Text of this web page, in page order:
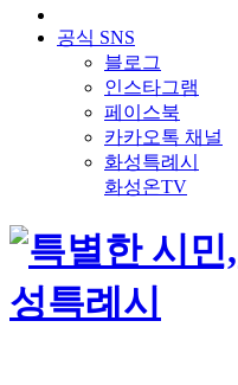
공식 SNS
블로그
인스타그램
페이스북
카카오톡 채널
화성특례시
화성온TV